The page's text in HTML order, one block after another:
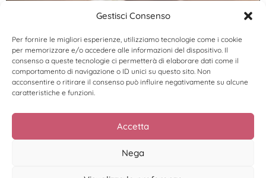
Gestisci Consenso
Per fornire le migliori esperienze, utilizziamo tecnologie come i cookie
per memorizzare e/o accedere alle informazioni del dispositivo. Il
consenso a queste tecnologie ci permetterà di elaborare dati come il
comportamento di navigazione o ID unici su questo sito. Non
acconsentire o ritirare il consenso può influire negativamente su alcune
caratteristiche e funzioni.
Accetta
Nega
Abbiamo uno strano rapporto con la
coerenza.
Leggi di più >